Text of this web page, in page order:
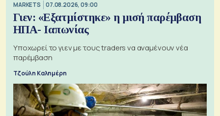
MARKETS 07.08.2026, 09:00
Γιεν: «Εξατμίστηκε» η μισή παρέμβαση
ΗΠΑ- Ιαπωνίας
Υποχωρεί το γιεν με τους traders να αναμένουν νέα
παρέμβαση
Τζούλη Καλημέρη